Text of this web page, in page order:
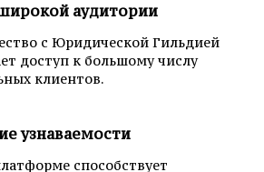
аудитории
с Юридической Гильдией
доступ к большому числу
клиентов.
узнаваемости
способствует